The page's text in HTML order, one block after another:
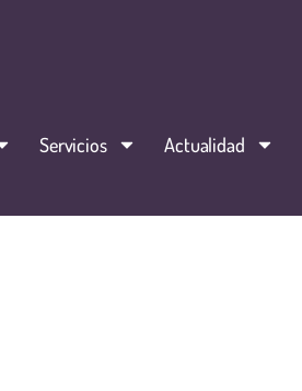
Servicios Actualidad